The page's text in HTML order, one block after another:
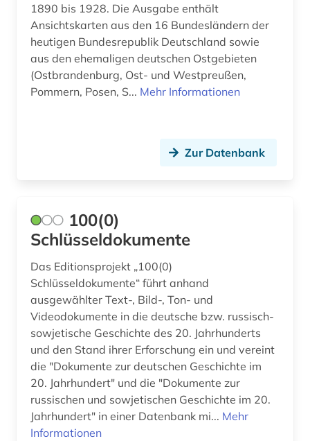
antisemitismus (8)
antisemitismus (motiv) (1)
antisemitismusforschung (1)
aquarell (1)
arabisch (11)
arabische literatur (1)
arabische staaten (3)
arabistik (6)
arbeit (1)
arbeiterbewegung (11)
arbeiterin (1)
1890 bis 1928. Die Ausgabe enthält
Ansichtskarten aus den 16 Bundesländern der
heutigen Bundesrepublik Deutschland sowie
aus den ehemaligen deutschen Ostgebieten
(Ostbrandenburg, Ost- und Westpreußen,
Pommern, Posen, S... Mehr Informationen
Zur Datenbank
100(0)
Schlüsseldokumente
Das Editionsprojekt „100(0)
Schlüsseldokumente“ führt anhand
ausgewählter Text-, Bild-, Ton- und
Videodokumente in die deutsche bzw. russisch-
sowjetische Geschichte des 20. Jahrhunderts
und den Stand ihrer Erforschung ein und vereint
die "Dokumente zur deutschen Geschichte im
20. Jahrhundert" und die "Dokumente zur
russischen und sowjetischen Geschichte im 20.
Jahrhundert" in einer Datenbank mi... Mehr
Informationen